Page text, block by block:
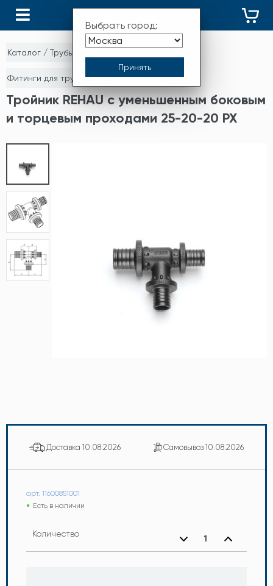
Выбрать город:
Каталог / Трубы и фитинги
Фитинги для труб из сшитого полиэтилена
Тройник REHAU с уменьшенным боковым
и торцевым проходами 25-20-20 PX
Доставка 10.08.2026 Самовывоз 10.08.2026
арт. 11600851001
Есть в наличии
Количество